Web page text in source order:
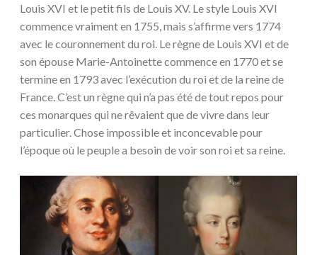
Louis XVI et le petit fils de Louis XV. Le style Louis XVI
commence vraiment en 1755, mais s’affirme vers 1774
avec le couronnement du roi. Le règne de Louis XVI et de
son épouse Marie-Antoinette commence en 1770 et se
termine en 1793 avec l’exécution du roi et de la reine de
France. C’est un règne qui n’a pas été de tout repos pour
ces monarques qui ne rêvaient que de vivre dans leur
particulier. Chose impossible et inconcevable pour
l’époque où le peuple a besoin de voir son roi et sa reine.